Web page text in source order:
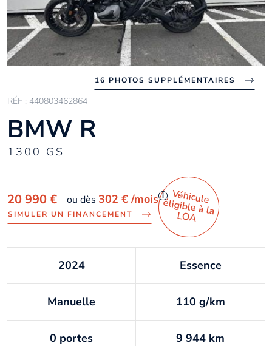
16 PHOTOS SUPPLÉMENTAIRES
RÉF : 440803462864
BMW R
1300 GS
20 990 € ou dès 302 €/mois i
SIMULER UN FINANCEMENT
Véhicule
éligible à la
LO
A
2024 Essence
Manuelle 110 g/km
0 portes 9 944 km